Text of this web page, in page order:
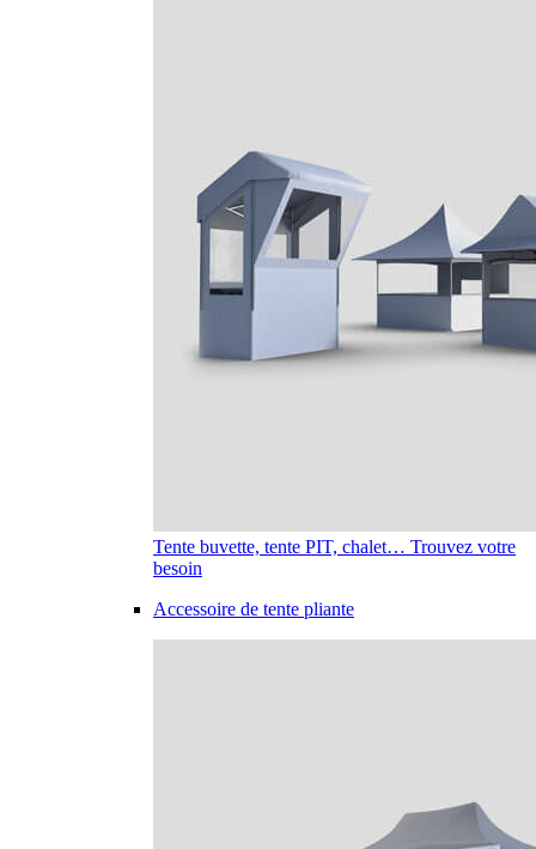
Tente buvette, tente PIT, chalet… Trouvez votre
besoin
Accessoire de tente pliante